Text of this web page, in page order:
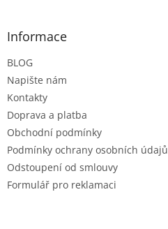
Informace
BLOG
Napište nám
Kontakty
Doprava a platba
Obchodní podmínky
Podmínky ochrany osobních údajů
Odstoupení od smlouvy
Formulář pro reklamaci